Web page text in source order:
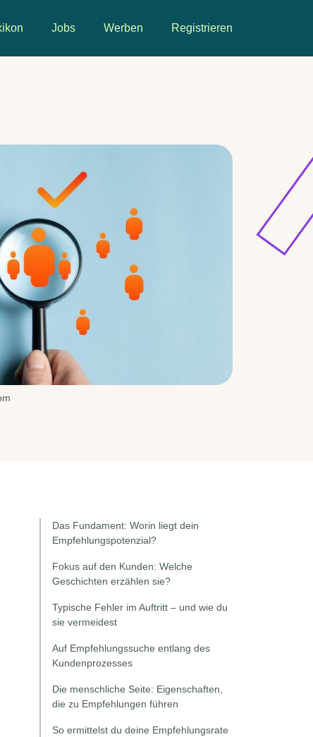
Jobs Werben Registrieren
Das Fundament: Worin liegt dein
Empfehlungspotenzial?
Fokus auf den Kunden: Welche
Geschichten erzählen sie?
Typische Fehler im Auftritt – und wie du
sie vermeidest
Auf Empfehlungssuche entlang des
Kundenprozesses
Die menschliche Seite: Eigenschaften,
die zu Empfehlungen führen
So ermittelst du deine Empfehlungsrate